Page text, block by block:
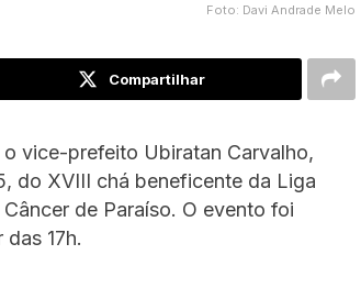
Foto: Davi Andrade Melo
Compartilhar
vice-prefeito Ubiratan Carvalho,
do XVIII chá beneficente da Liga
de Paraíso. O evento foi
17h.